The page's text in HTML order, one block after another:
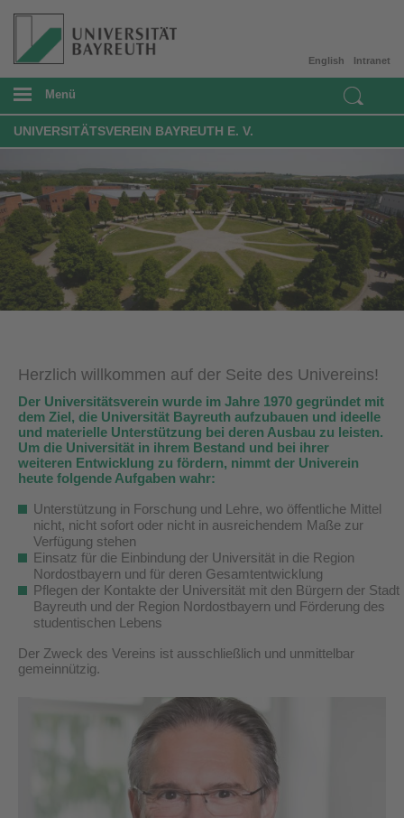
Intranet
English
Menü
UNIVERSITÄTSVEREIN BAYREUTH E. V.
Herzlich willkommen auf der Seite des Univereins!
Der Universitätsverein wurde im Jahre 1970 gegründet mit
dem Ziel, die Universität Bayreuth aufzubauen und ideelle
und materielle Unterstützung bei deren Ausbau zu leisten.
Um die Universität in ihrem Bestand und bei ihrer
weiteren Entwicklung zu fördern, nimmt der Univerein
heute folgende Aufgaben wahr:
Unterstützung in Forschung und Lehre, wo öffentliche Mittel
nicht, nicht sofort oder nicht in ausreichendem Maße zur
Verfügung stehen
Einsatz für die Einbindung der Universität in die Region
Nordostbayern und für deren Gesamtentwicklung
Pflegen der Kontakte der Universität mit den Bürgern der Stadt
Bayreuth und der Region Nordostbayern und Förderung des
studentischen Lebens
Der Zweck des Vereins ist ausschließlich und unmittelbar
gemeinnützig.